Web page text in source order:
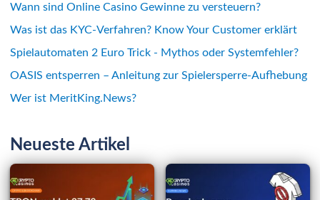
Wann sind Online Casino Gewinne zu versteuern?
Was ist das KYC-Verfahren? Know Your Customer erklärt
Spielautomaten 2 Euro Trick - Mythos oder Systemfehler?
OASIS entsperren – Anleitung zur Spielersperre-Aufhebung
Wer ist MeritKing.News?
Neueste Artikel